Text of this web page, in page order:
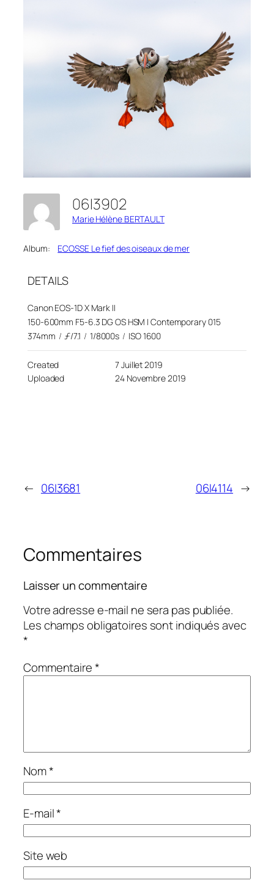
06I3902
Marie Hélène BERTAULT
Album: ECOSSE Le fief des oiseaux de mer
DETAILS
Canon EOS-1D X Mark II
150-600mm F5-6.3 DG OS HSM | Contemporary 015
374mm / ƒ/7.1 / 1/8000s / ISO 1600
Created
7 Juillet 2019
Uploaded
24 Novembre 2019
← 06I3681 06I4114 →
Commentaires
Laisser un commentaire
Votre adresse e-mail ne sera pas publiée.
Les champs obligatoires sont indiqués avec
*
Commentaire*
Nom*
E-mail*
Site web